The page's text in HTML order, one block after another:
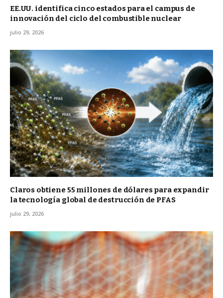
EE.UU. identifica cinco estados para el campus de
innovación del ciclo del combustible nuclear
julio 29, 2026
Claros obtiene 55 millones de dólares para expandir
la tecnología global de destrucción de PFAS
julio 29, 2026